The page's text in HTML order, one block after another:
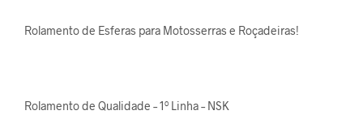
Rolamento de Esferas para Motosserras e Roçadeiras!
Rolamento de Qualidade – 1º Linha – NSK